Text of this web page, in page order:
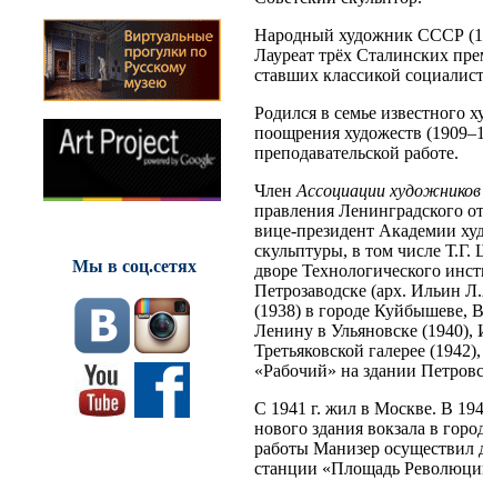
Мы в соц.сетях
Народный художник СССР
Лауреат трёх Сталинских
ставших классикой
Родился в семье известного
поощрения художеств
преподавательской работе.
Член Ассоциации
правления Ленинградского
вице-президент Академии
скульптуры, в том числе
дворе Технологического
Петрозаводске (арх. Ильин
(1938) в городе Куйбышеве,
Ленину в Ульяновске (1940),
Третьяковской галерее
«Рабочий» на здании
С 1941 г. жил в Москве. В
нового здания вокзала в
работы Манизер осуществил
станции «Площадь